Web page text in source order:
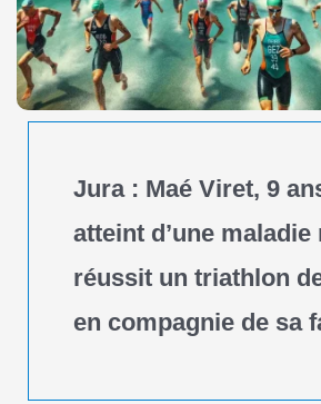
Jura : Maé Viret, 9
atteint d’une maladie
réussit un triathlon
en compagnie de sa